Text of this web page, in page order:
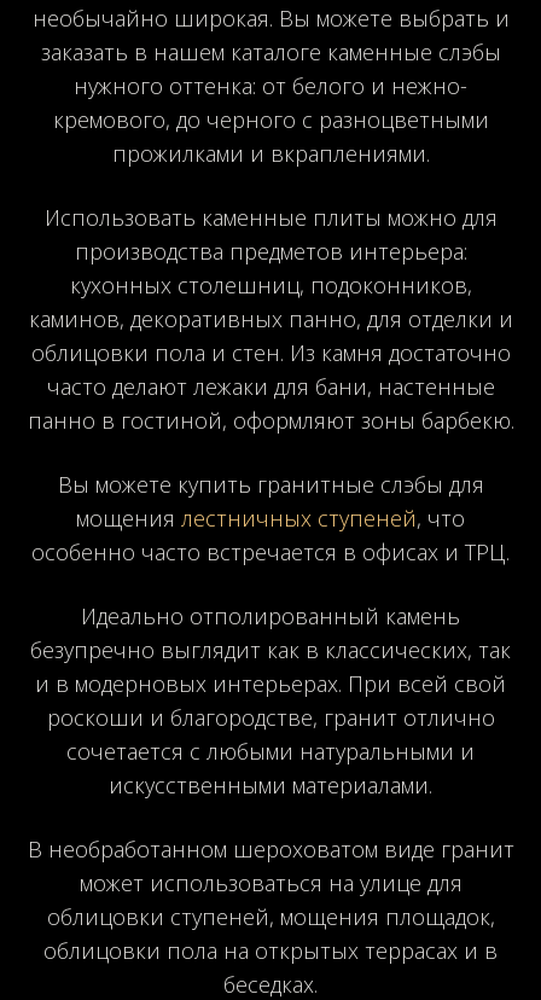
необычайно широкая. Вы можете выбрать и
заказать в нашем каталоге каменные слэбы
нужного оттенка: от белого и нежно-
кремового, до черного с разноцветными
прожилками и вкраплениями.
Использовать каменные плиты можно для
производства предметов интерьера:
кухонных столешниц, подоконников,
каминов, декоративных панно, для отделки и
облицовки пола и стен. Из камня достаточно
часто делают лежаки для бани, настенные
панно в гостиной, оформляют зоны барбекю.
Вы можете купить гранитные слэбы для
мощения лестничных ступеней, что
особенно часто встречается в офисах и ТРЦ.
Идеально отполированный камень
безупречно выглядит как в классических, так
и в модерновых интерьерах. При всей свой
роскоши и благородстве, гранит отлично
сочетается с любыми натуральными и
искусственными материалами.
В необработанном шероховатом виде гранит
может использоваться на улице для
облицовки ступеней, мощения площадок,
облицовки пола на открытых террасах и в
беседках.